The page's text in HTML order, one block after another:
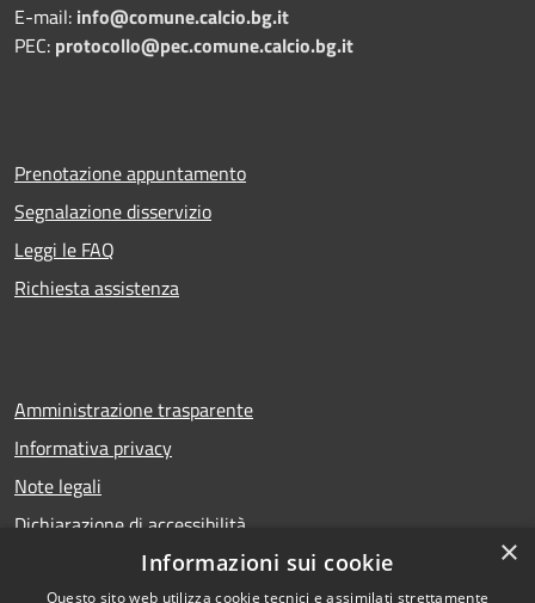
E-mail: info@comune.calcio.bg.it
PEC: protocollo@pec.comune.calcio.bg.it
Prenotazione appuntamento
Segnalazione disservizio
Leggi le FAQ
Richiesta assistenza
Amministrazione trasparente
Informativa privacy
Note legali
Dichiarazione di accessibilità
×
Informazioni sui cookie
Questo sito web utilizza cookie tecnici e assimilati strettamente